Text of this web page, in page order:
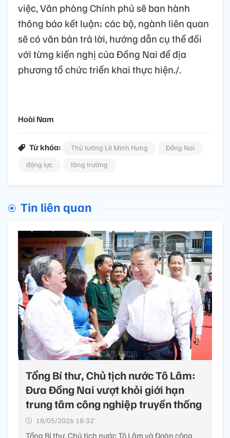
việc, Văn phòng Chính phủ sẽ ban hành
thông báo kết luận; các bộ, ngành liên quan
sẽ có văn bản trả lời, hướng dẫn cụ thể đối
với từng kiến nghị của Đồng Nai để địa
phương tổ chức triển khai thực hiện./.
Hoài Nam
Từ khóa: Thủ tướng Lê Minh Hưng
Đồng Nai
động lực
tăng trưởng
Tin liên quan
Tổng Bí thư, Chủ tịch nước Tô Lâm:
Đưa Đồng Nai vượt khỏi giới hạn
trung tâm công nghiệp truyền thống
18/05/2026 18:32’
Tổng Bí thư, Chủ tịch nước Tô Lâm và Đoàn công